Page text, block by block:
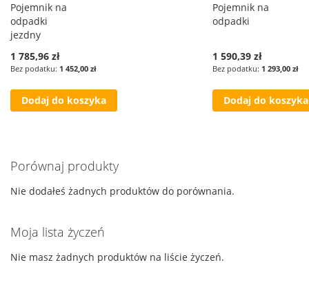
Pojemnik na
odpadki
jezdny
1 785,96 zł
1 452,00 zł
Dodaj do koszyka
Pojemnik na
odpadki
1 590,39 zł
1 293,00 zł
Dodaj do koszyka
Porównaj produkty
Nie dodałeś żadnych produktów do porównania.
Moja lista życzeń
Nie masz żadnych produktów na liście życzeń.